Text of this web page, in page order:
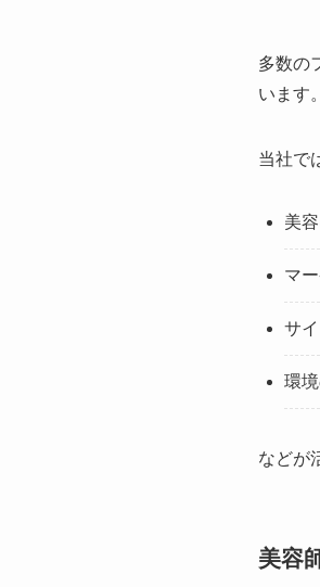
多数の
います。
当社で
美
マ
サ
環
などが
美容